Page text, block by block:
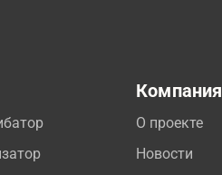
Компания
О проекте
Новости